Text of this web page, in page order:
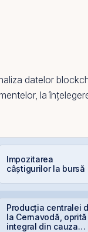
datelor
la
Impozitarea
câștigurilor la bursă
Producția centralei
la Cernavodă, oprită
integral din cauza